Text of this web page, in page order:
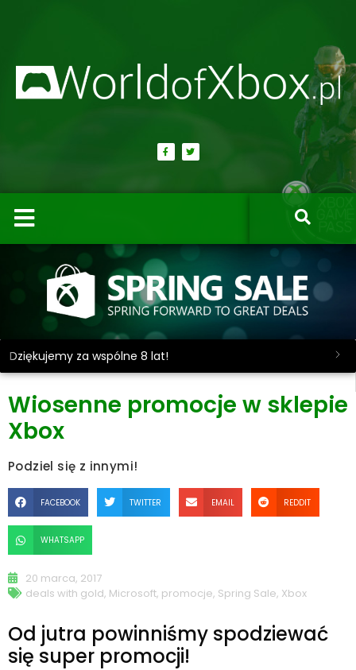
Dziękujemy za wspólne 8 lat!
Wiosenne promocje w sklepie
Xbox
Podziel się z innymi!
FACEBOOK TWITTER EMAIL REDDIT
WHATSAPP
20 marca, 2017
deals with gold, Microsoft, promocje, Spring Sale, Xbox
Od jutra powinniśmy spodziewać
się super promocji!